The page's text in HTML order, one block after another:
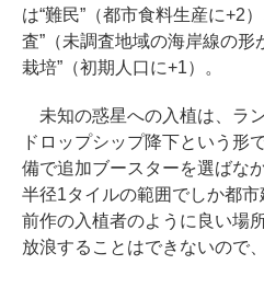
は“難民”（都市食料生産に+2
査”（未調査地域の海岸線の形
栽培”（初期人口に+1）。
未知の惑星への入植は、ラ
ドロップシップ降下という形
備で追加ブースターを選ばな
半径1タイルの範囲でしか都市
前作の入植者のように良い場
放浪することはできないので